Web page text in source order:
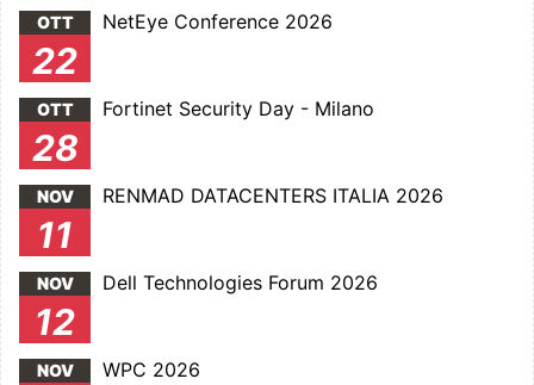
OTT
22
NetEye Conference 2026
OTT
28
Fortinet Security Day - Milano
NOV
11
RENMAD DATACENTERS ITALIA 2026
NOV
12
Dell Technologies Forum 2026
NOV WPC 2026